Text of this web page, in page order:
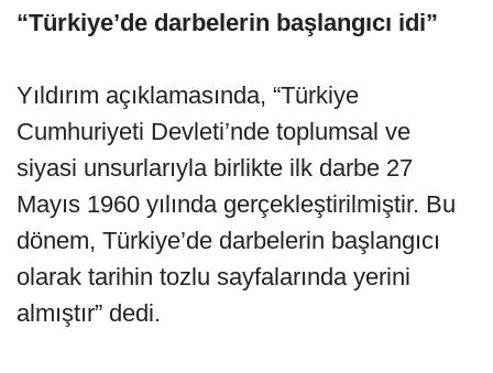
“Türkiye’de darbelerin başlangıcı idi”
Yıldırım açıklamasında, “Türkiye
Cumhuriyeti Devleti’nde toplumsal ve
siyasi unsurlarıyla birlikte ilk darbe 27
Mayıs 1960 yılında gerçekleştirilmiştir. Bu
dönem, Türkiye’de darbelerin başlangıcı
olarak tarihin tozlu sayfalarında yerini
almıştır” dedi.